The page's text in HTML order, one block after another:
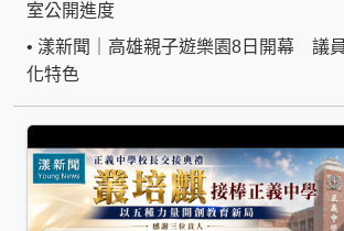
室公開進度
• 漾新聞｜高雄親子遊樂園8日開幕 議
化特色